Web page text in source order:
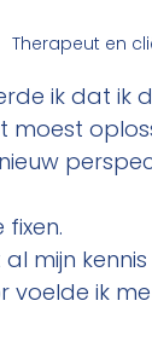
Therapeut en
ik dat ik
moest
mijn
voelde ik me